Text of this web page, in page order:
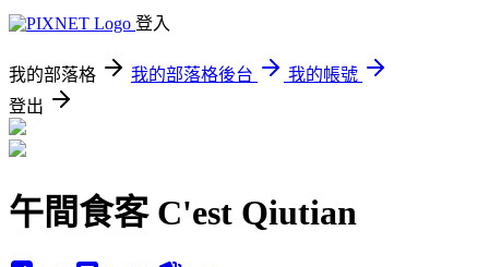
登入
我的部落格 我的部落格後台
我的帳號
登出
午間食客 C'est Qiutian